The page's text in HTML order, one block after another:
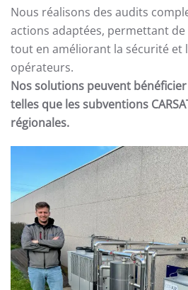
Nous réalisons des audits
actions adaptées, permettant
tout en améliorant la sécurité et
opérateurs.
Nos solutions peuvent bénéficier
telles que les subventions
régionales.